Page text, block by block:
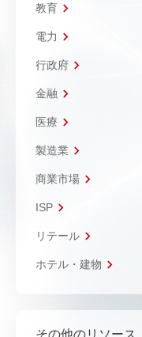
教育
電力
行政府
金融
医療
製造業
商業市場
ISP
リテール
ホテル・建物
その他のリソース